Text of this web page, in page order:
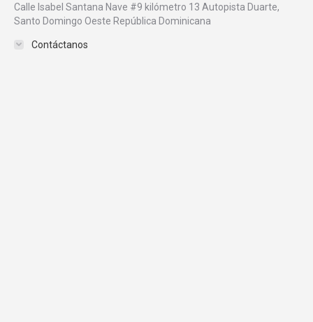
Calle Isabel Santana Nave #9 kilómetro 13 Autopista Duarte,
Santo Domingo Oeste República Dominicana
Contáctanos